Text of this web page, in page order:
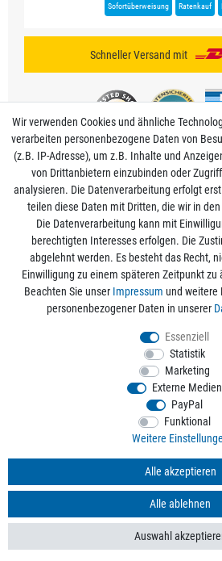
Sofortüberweisung Ratenkauf
Schneller Versand mit
Mein Konto
Informationen
Rechtliche Angaben
Alle Preise sind inkl. der gesetzlichen
Kostenloser Versand ab 50€ Bestellwert nur
© 2026 aquaristikwelt24. Alle Rechte vorbehalten.
Kontakt
Wir verwenden Cookies und ähnliche
verarbeiten personenbezogene Daten von
(z.B. IP-Adresse), um z.B. Inhalte und
von Drittanbietern einzubinden oder
analysieren. Die Datenverarbeitung erfolgt
teilen diese Daten mit Dritten, die wir in
Die Datenverarbeitung kann mit
berechtigten Interesses erfolgen. Die
abgelehnt werden. Es besteht das Recht,
Einwilligung zu einem späteren Zeitpunkt zu
Beachten Sie unser Impressum und weitere
personenbezogener Daten in unserer
Essenziell
Statistik
Marketing
Externe Medien
PayPal
Funktional
Weitere
Alle akzeptieren
Alle ablehnen
Auswahl
*Mit Ihrer Anmeldung willigen Sie der
Versands von Werbe-E-Mails ein. Weitere